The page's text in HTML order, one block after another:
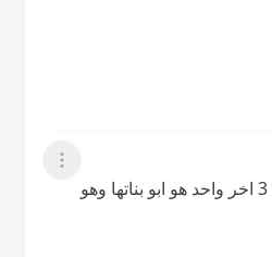
عرض القائمة
حبيبتي موكل الرجال مثل بعض واحده توفيت اليوم الله يغفر لها ويرحمها تزوجت 3 اخر واحد هو ابو بناتها وهو